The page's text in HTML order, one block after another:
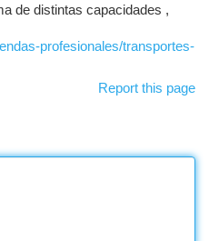
de distintas capacidades ,
profesionales/transportes-
Report this page